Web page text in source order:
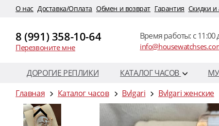
O нас Доставка/Оплата Обмен и возврат Гарантия Скидки и
8 (991) 358-10-64
Перезвоните мне
Время работы: c 11:00
ДОРОГИЕ РЕПЛИКИ КАТАЛОГ ЧАСОВ
Главная
Каталог часов Bvlgari Bvlgari женские